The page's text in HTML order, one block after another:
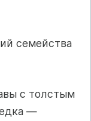
семейства
с толстым
—